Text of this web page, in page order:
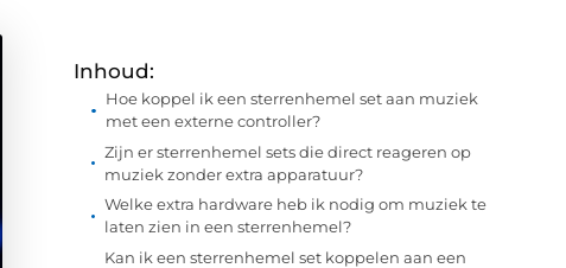
Inhoud:
Hoe koppel ik een sterrenhemel set aan muziek
met een externe controller?
Zijn er sterrenhemel sets die direct reageren op
muziek zonder extra apparatuur?
Welke extra hardware heb ik nodig om muziek te
laten zien in een sterrenhemel?
Kan ik een sterrenhemel set koppelen aan een